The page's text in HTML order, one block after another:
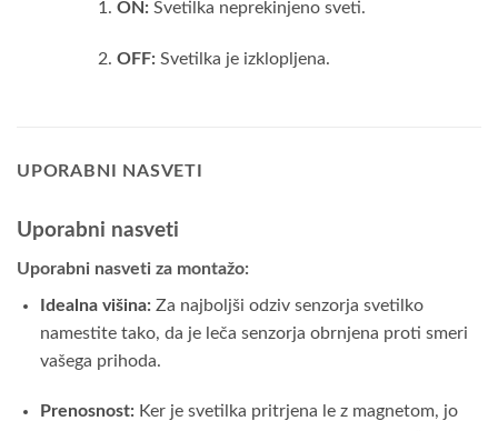
ON:Svetilka neprekinjeno sveti.
OFF:Svetilka je izklopljena.
UPORABNI NASVETI
Uporabni nasveti
Uporabni nasveti za montažo:
Idealna višina:Za najboljši odziv senzorja svetilko
namestite tako, da je leča senzorja obrnjena proti smeri
vašega prihoda.
Prenosnost:Ker je svetilka pritrjena le z magnetom, jo